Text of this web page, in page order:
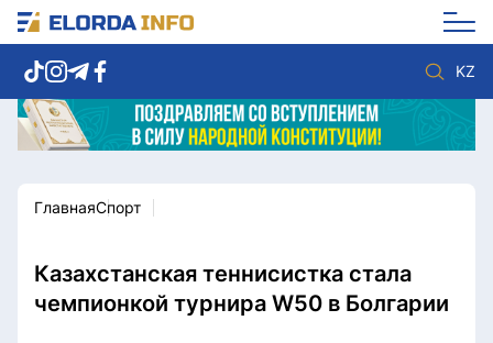
KZ
Новости столицы
Спорт
Культура
Видео
Мир
ГлавнаяСпорт
Казахстанская теннисистка стала
чемпионкой турнира W50 в Болгарии